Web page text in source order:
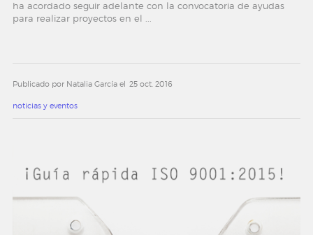
ha acordado seguir adelante con la convocatoria de ayudas
para realizar proyectos en el ...
Publicado por Natalia García el 25 oct. 2016
noticias y eventos